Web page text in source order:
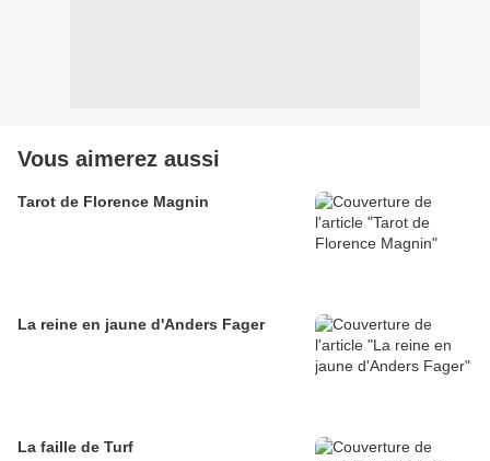
Vous aimerez aussi
Tarot de Florence Magnin
La reine en jaune d'Anders Fager
La faille de Turf